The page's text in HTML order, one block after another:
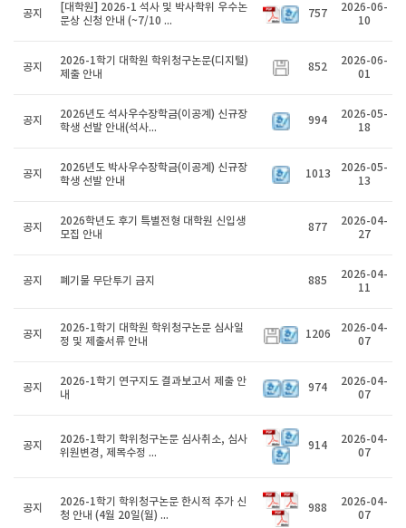
공지
[대학원] 2026-1 석사 및 박사학위 우수논
문상 신청 안내 (~7/10 ...
757
2026-06-
10
공지
2026-1학기 대학원 학위청구논문(디지털)
제출 안내
852
2026-06-
01
공지
2026년도 석사우수장학금(이공계) 신규장
학생 선발 안내(석사...
994
2026-05-
18
공지
2026년도 박사우수장학금(이공계) 신규장
학생 선발 안내
1013
2026-05-
13
공지
2026학년도 후기 특별전형 대학원 신입생
모집 안내
877
2026-04-
27
공지 폐기물 무단투기 금지 885
2026-04-
11
공지
2026-1학기 대학원 학위청구논문 심사일
정 및 제출서류 안내
1206
2026-04-
07
공지
2026-1학기 연구지도 결과보고서 제출 안
내
974
2026-04-
07
공지
2026-1학기 학위청구논문 심사취소, 심사
위원변경, 제목수정 ...
914
2026-04-
07
공지
2026-1학기 학위청구논문 한시적 추가 신
청 안내 (4월 20일(월) ...
988
2026-04-
07